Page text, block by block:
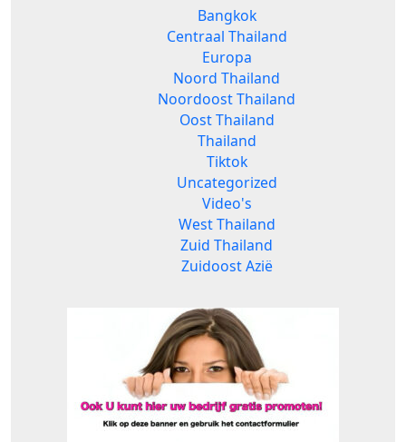
Bangkok
Centraal Thailand
Europa
Noord Thailand
Noordoost Thailand
Oost Thailand
Thailand
Tiktok
Uncategorized
Video's
West Thailand
Zuid Thailand
Zuidoost Azië